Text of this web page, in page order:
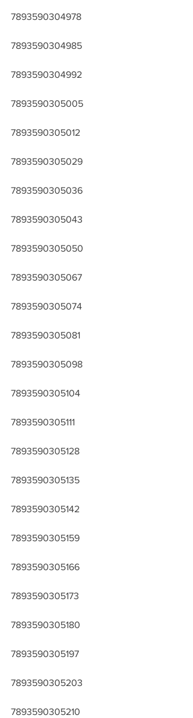
7893590304978
7893590304985
7893590304992
7893590305005
7893590305012
7893590305029
7893590305036
7893590305043
7893590305050
7893590305067
7893590305074
7893590305081
7893590305098
7893590305104
7893590305111
7893590305128
7893590305135
7893590305142
7893590305159
7893590305166
7893590305173
7893590305180
7893590305197
7893590305203
7893590305210